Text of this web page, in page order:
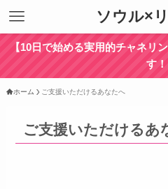
ソウル×
【10日で始める実用的チャネリ
す！
ホーム ご支援いただけるあなたへ
ご支援いただけるあ